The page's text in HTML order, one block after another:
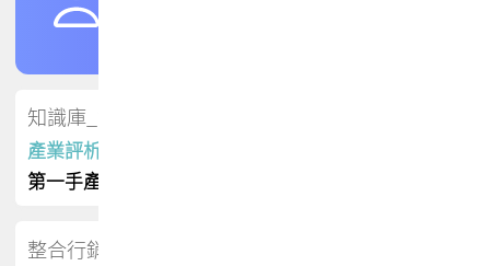
知識庫_會員專屬
產業評析報告
第一手產業資訊
整合行銷